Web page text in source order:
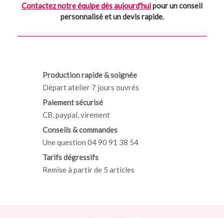
Contactez notre équipe dès aujourd'huipour un conseil
personnalisé et un devis rapide.
Production rapide & soignée
Départ atelier 7 jours ouvrés
Paiement sécurisé
CB, paypal, virement
Conseils & commandes
Une question 04 90 91 38 54
Tarifs dégressifs
Remise à partir de 5 articles